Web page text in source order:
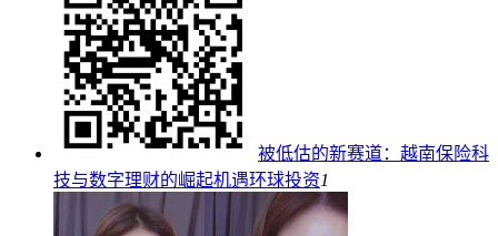
被低估的新赛道：越南保险科
技与数字理财的崛起机遇环球投资1